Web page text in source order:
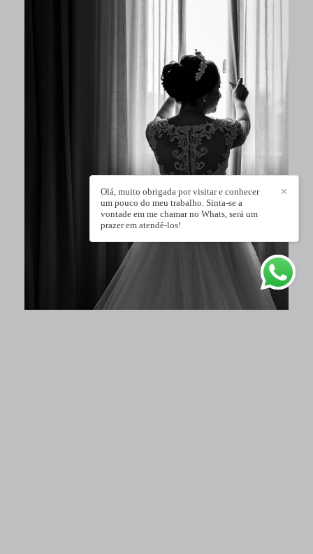
✕
Olá, muito obrigada por visitar e conhecer
um pouco do meu trabalho. Sinta-se a
vontade em me chamar no Whats, será um
prazer em atendê-los!